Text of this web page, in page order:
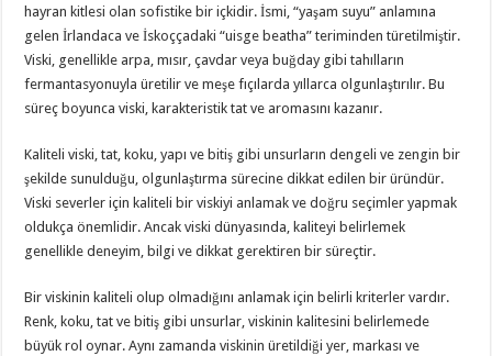
hayran kitlesi olan sofistike bir içkidir. İsmi, “yaşam suyu” anlamına
gelen İrlandaca ve İskoççadaki “uisge beatha” teriminden türetilmiştir.
Viski, genellikle arpa, mısır, çavdar veya buğday gibi tahılların
fermantasyonuyla üretilir ve meşe fıçılarda yıllarca olgunlaştırılır. Bu
süreç boyunca viski, karakteristik tat ve aromasını kazanır.
Kaliteli viski, tat, koku, yapı ve bitiş gibi unsurların dengeli ve zengin bir
şekilde sunulduğu, olgunlaştırma sürecine dikkat edilen bir üründür.
Viski severler için kaliteli bir viskiyi anlamak ve doğru seçimler yapmak
oldukça önemlidir. Ancak viski dünyasında, kaliteyi belirlemek
genellikle deneyim, bilgi ve dikkat gerektiren bir süreçtir.
Bir viskinin kaliteli olup olmadığını anlamak için belirli kriterler vardır.
Renk, koku, tat ve bitiş gibi unsurlar, viskinin kalitesini belirlemede
büyük rol oynar. Aynı zamanda viskinin üretildiği yer, markası ve